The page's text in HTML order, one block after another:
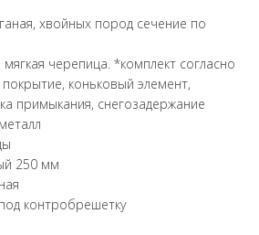
хвойных пород сечение по
черепица. *комплект согласно
коньковый элемент,
примыкания, снегозадержание
250 мм
контробрешетку